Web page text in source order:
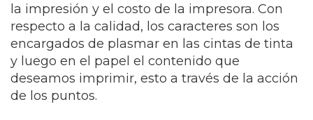
la impresión y el costo de la impresora. Con
respecto a la calidad, los caracteres son los
encargados de plasmar en las cintas de tinta
y luego en el papel el contenido que
deseamos imprimir, esto a través de la acción
de los puntos.